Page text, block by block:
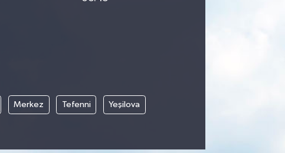
Merkez Tefenni Yeşilova